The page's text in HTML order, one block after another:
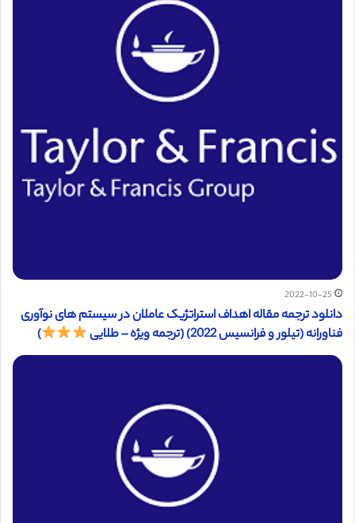
2022-10-25
دانلود ترجمه مقاله اهداف استراتژیک عاملان در سیستم های نوآوری
فناورانه (تیلور و فرانسیس 2022) (ترجمه ویژه – طلایی
)